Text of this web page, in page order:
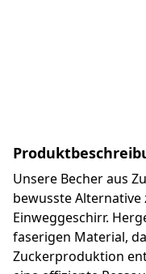
Unsere Becher aus
bewusste
Einweggeschirr.
faserigen Material,
Zuckerproduktion